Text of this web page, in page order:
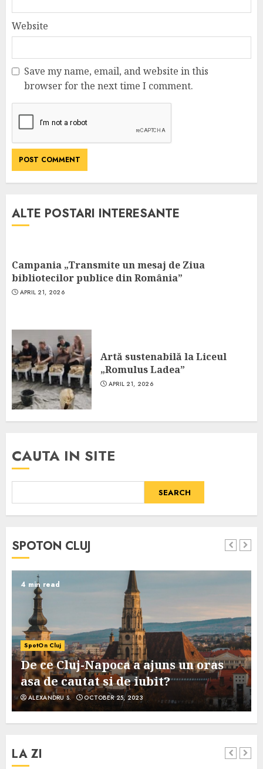
Website
Save my name, email, and website in this
browser for the next time I comment.
ALTE POSTARI INTERESANTE
Campania „Transmite un mesaj de Ziua
bibliotecilor publice din România”
APRIL 21, 2026
Artă sustenabilă la Liceul
„Romulus Ladea”
APRIL 21, 2026
CAUTA IN SITE
SEARCH
SPOTON CLUJ
4 min read
SpotOn Cluj
De ce Cluj-Napoca a ajuns un oras
asa de cautat si de iubit?
ALEXANDRU S. OCTOBER 25, 2023
LA ZI